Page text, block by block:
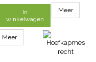
In
winkelwagen
Meer
Meer